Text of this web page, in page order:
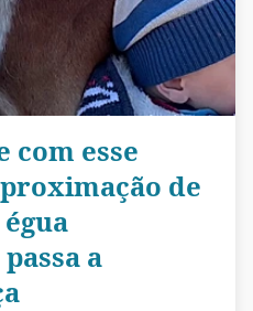
com esse
de
a